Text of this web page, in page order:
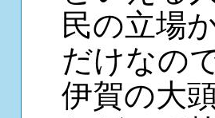
民の立場
だけなの
伊賀の大